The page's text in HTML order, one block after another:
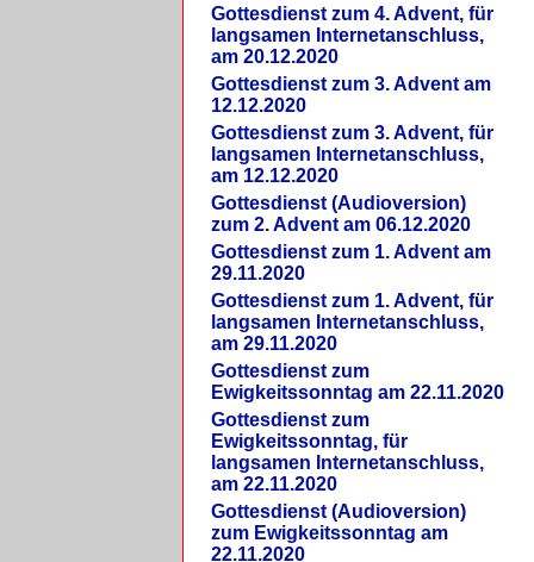
Gottesdienst zum 4. Advent, für
langsamen Internetanschluss,
am 20.12.2020
Gottesdienst zum 3. Advent am
12.12.2020
Gottesdienst zum 3. Advent, für
langsamen Internetanschluss,
am 12.12.2020
Gottesdienst (Audioversion)
zum 2. Advent am 06.12.2020
Gottesdienst zum 1. Advent am
29.11.2020
Gottesdienst zum 1. Advent, für
langsamen Internetanschluss,
am 29.11.2020
Gottesdienst zum
Ewigkeitssonntag am 22.11.2020
Gottesdienst zum
Ewigkeitssonntag, für
langsamen Internetanschluss,
am 22.11.2020
Gottesdienst (Audioversion)
zum Ewigkeitssonntag am
22.11.2020